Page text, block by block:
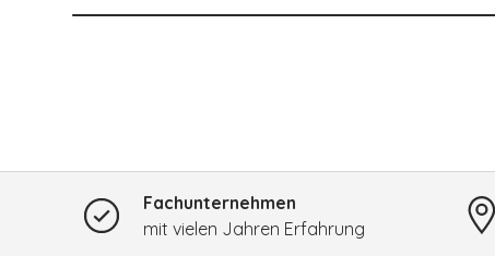
Fachunternehmen
mit vielen Jahren Erfahrung